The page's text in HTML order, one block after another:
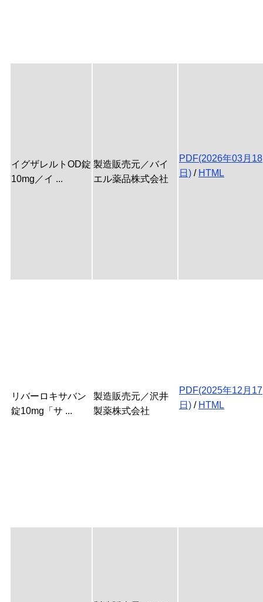
イグザレルトOD錠
10mg／イ ...
製造販売元／バイ
エル薬品株式会社
PDF(2026年03月18
日) / HTML
リバーロキサバン
錠10mg「サ ...
製造販売元／沢井
製薬株式会社
PDF(2025年12月17
日) / HTML